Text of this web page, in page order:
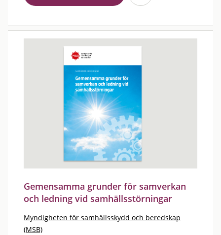
Gemensamma grunder för samverkan
och ledning vid samhällsstörningar
Myndigheten för samhällsskydd och beredskap
(MSB)